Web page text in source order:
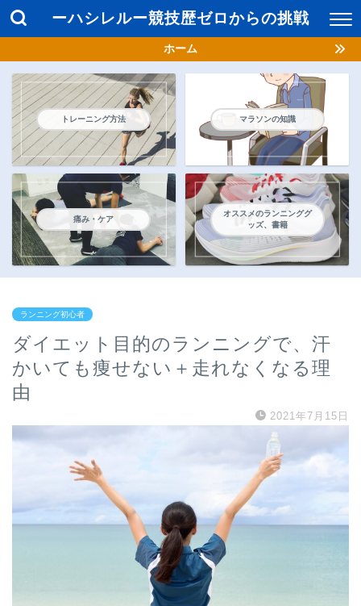
ーハシレルー競技歴ゼロからの挑戦
ホーム
トレーニング方法 マラソンの知識
痛み・ケア
オススメのランニンググ
ッズ、書籍
ランニング初心者
ダイエット目的のランニングで、汗
かいても痩せない＋走れなくなる理
由
2021年7月15日